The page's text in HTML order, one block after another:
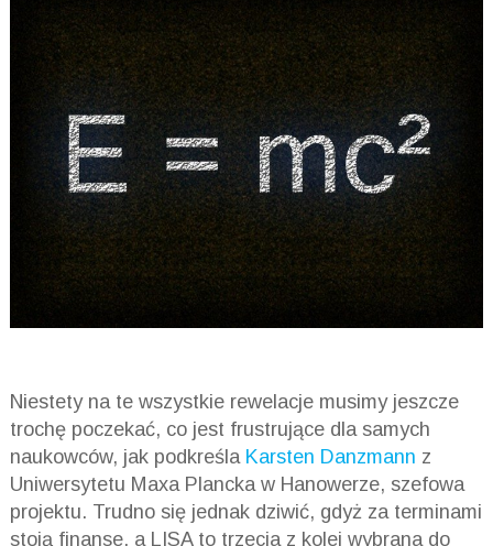
Niestety na te wszystkie rewelacje musimy jeszcze
trochę poczekać, co jest frustrujące dla samych
naukowców, jak podkreśla Karsten Danzmann z
Uniwersytetu Maxa Plancka w Hanowerze, szefowa
projektu. Trudno się jednak dziwić, gdyż za terminami
stoją finanse, a LISA to trzecia z kolei wybrana do